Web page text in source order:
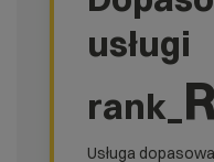
usługi
rank_
Usługa